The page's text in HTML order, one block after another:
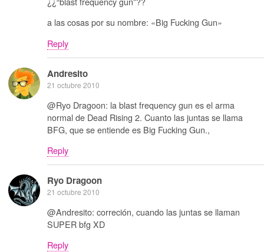
a las cosas por su nombre: «Big Fucking Gun»
Reply
Andresito
21 octubre 2010
@Ryo Dragoon: la blast frequency gun es el arma
normal de Dead Rising 2. Cuanto las juntas se llama
BFG, que se entiende es Big Fucking Gun.,
Reply
Ryo Dragoon
21 octubre 2010
@Andresito: correción, cuando las juntas se llaman
SUPER bfg XD
Reply